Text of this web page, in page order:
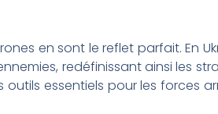
en sont le reflet parfait. En
redéfinissant ainsi les
essentiels pour les forces